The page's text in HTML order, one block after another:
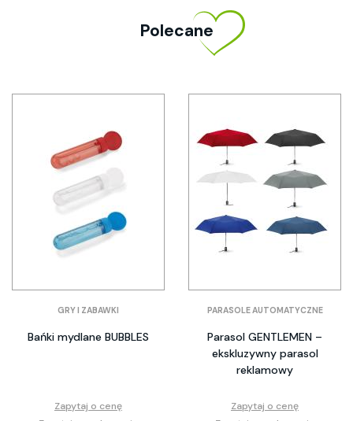
Polecane
GRY I ZABAWKI
Bańki mydlane BUBBLES
Zapytaj o cenę
PARASOLE AUTOMATYCZNE
Parasol GENTLEMEN –
ekskluzywny parasol
reklamowy
Zapytaj o cenę